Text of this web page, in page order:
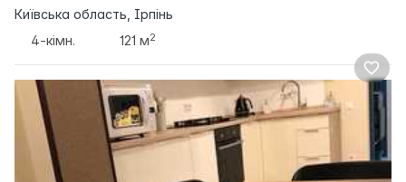
Київська область, Ірпінь
4-кімн.
121 м2